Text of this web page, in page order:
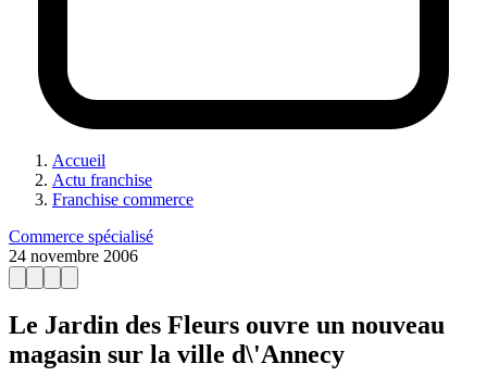
Accueil
Actu franchise
Franchise commerce
Commerce spécialisé
24 novembre 2006
Le Jardin des Fleurs ouvre un nouveau
magasin sur la ville d\'Annecy